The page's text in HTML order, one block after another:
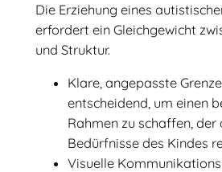
Die Erziehung eines
erfordert ein Gleichgewicht
und Struktur.
Klare, angepasste
entscheidend, um einen
Rahmen zu schaffen,
Bedürfnisse des Kindes
Visuelle